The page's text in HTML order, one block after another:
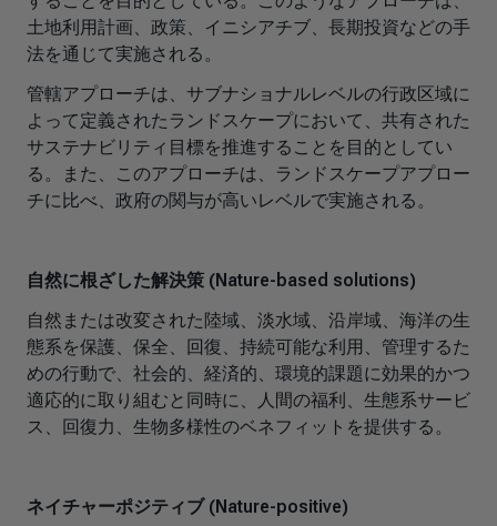
土地利用計画、政策、イニシアチブ、長期投資などの手
法を通じて実施される。
管轄アプローチは、サブナショナルレベルの行政区域に
よって定義されたランドスケープにおいて、共有された
サステナビリティ目標を推進することを目的としてい
る。また、このアプローチは、ランドスケープアプロー
チに比べ、政府の関与が高いレベルで実施される。
自然に根ざした解決策 (Nature-based solutions)
自然または改変された陸域、淡水域、沿岸域、海洋の生
態系を保護、保全、回復、持続可能な利用、管理するた
めの行動で、社会的、経済的、環境的課題に効果的かつ
適応的に取り組むと同時に、人間の福利、生態系サービ
ス、回復力、生物多様性のベネフィットを提供する。
ネイチャーポジティブ (Nature-positive)